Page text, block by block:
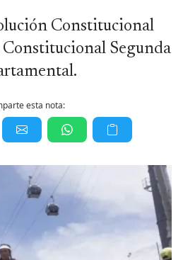
Constitucional
Segunda
esta nota: